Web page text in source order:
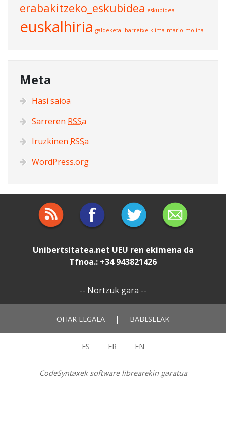
erabakitzeko_eskubidea eskubidea
euskalhiria galdeketa ibarretxe klima mario molina
Meta
Hasi saioa
Sarreren RSSa
Iruzkinen RSSa
WordPress.org
Unibertsitatea.net UEU ren ekimena da
Tfnoa.: +34 943821426
-- Nortzuk gara --
OHAR LEGALA | BABESLEAK
ES FR EN
CodeSyntaxek software librearekin garatua